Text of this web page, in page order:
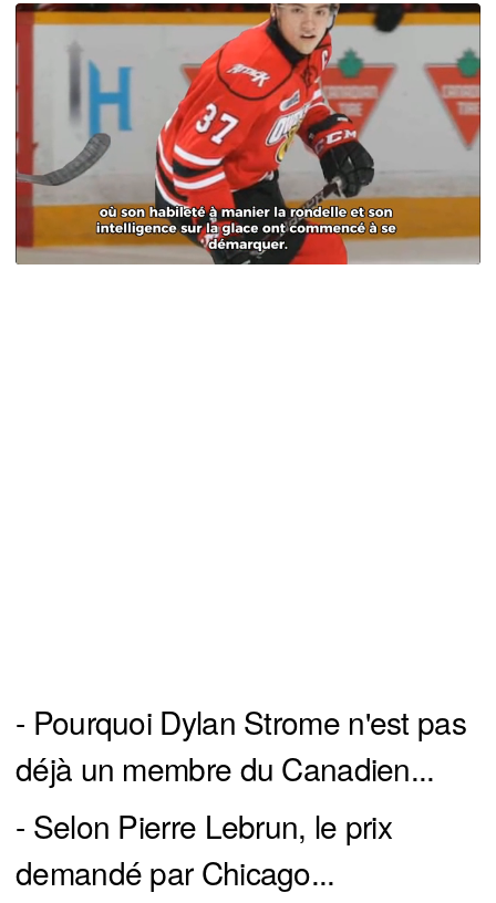
- Pourquoi Dylan Strome n'est pas
déjà un membre du Canadien...
- Selon Pierre Lebrun, le prix
demandé par Chicago...